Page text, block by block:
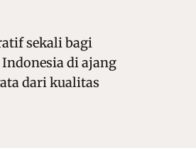
sekali bagi
di ajang
dari kualitas